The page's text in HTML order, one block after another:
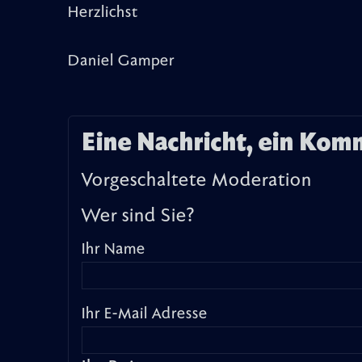
Herzlichst
Daniel Gamper
Eine Nachricht, ein
Vorgeschaltete Moderation
Wer sind Sie?
Ihr Name
Ihr E-Mail Adresse